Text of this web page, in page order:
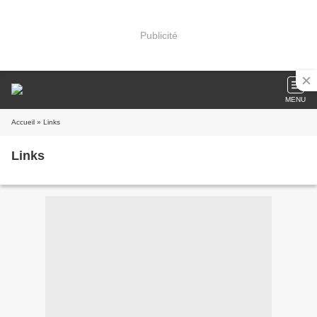
Publicité
MENU
Accueil » Links
Links